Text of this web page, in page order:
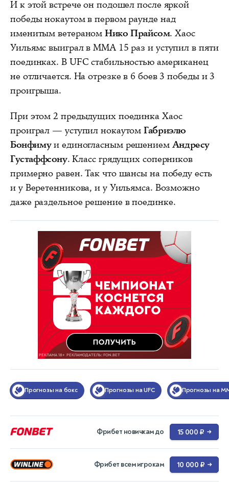
И к этой встрече он подошел после яркой
победы нокаутом в первом раунде над
именитым ветераномНико Прайсом. Хаос
Уильямс выиграл в ММА 15 раз и уступил в пяти
поединках. В UFC стабильностью американец
не отличается. На отрезке в 6 боев 3 победы и 3
проигрыша.
При этом 2 предыдущих поединка Хаос
проиграл — уступил нокаутомГабриэлю
Бонфимуи единогласным решением Андресу
Густаффсону. Класс грядущих соперников
примерно равен. Так что шансы на победу есть
и у Веретенникова, и у Уильямса. Возможно
даже раздельное решение в поединке.
Прогнозы на бокс Прогнозы на UFC Прогнозы на
Фрибет новичкам до 15 000 ₽ →
Фрибет всем игрокам 10 000 ₽ →